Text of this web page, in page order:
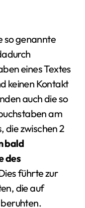
so genannte
eines Textes
keinen Kontakt
auch die so
am
die zwischen 2
bald
des
führte zur
die auf